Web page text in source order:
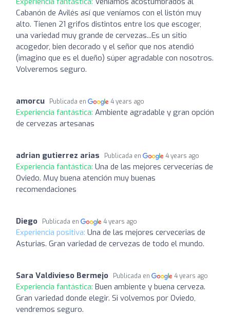
Cabanón de Avilés así que veníamos con el listón muy
alto. Tienen 21 grifos distintos entre los que escoger,
una variedad muy grande de cervezas...Es un sitio
acogedor, bien decorado y el señor que nos atendió
(imagino que es el dueño) súper agradable con nosotros.
Volveremos seguro.
amorcu Publicada en 4 years ago
Experiencia fantástica: Ambiente agradable y gran opción
de cervezas artesanas
adrian gutierrez arias Publicada en 4 years ago
Experiencia fantástica: Una de las mejores cervecerías de
Oviedo. Muy buena atención muy buenas
recomendaciones
Diego Publicada en 4 years ago
Experiencia positiva: Una de las mejores cervecerias de
Asturias. Gran variedad de cervezas de todo el mundo.
Sara Valdivieso Bermejo Publicada en 4 years ago
Experiencia fantástica: Buen ambiente y buena cerveza.
Gran variedad donde elegir. Si volvemos por Oviedo,
vendremos seguro.